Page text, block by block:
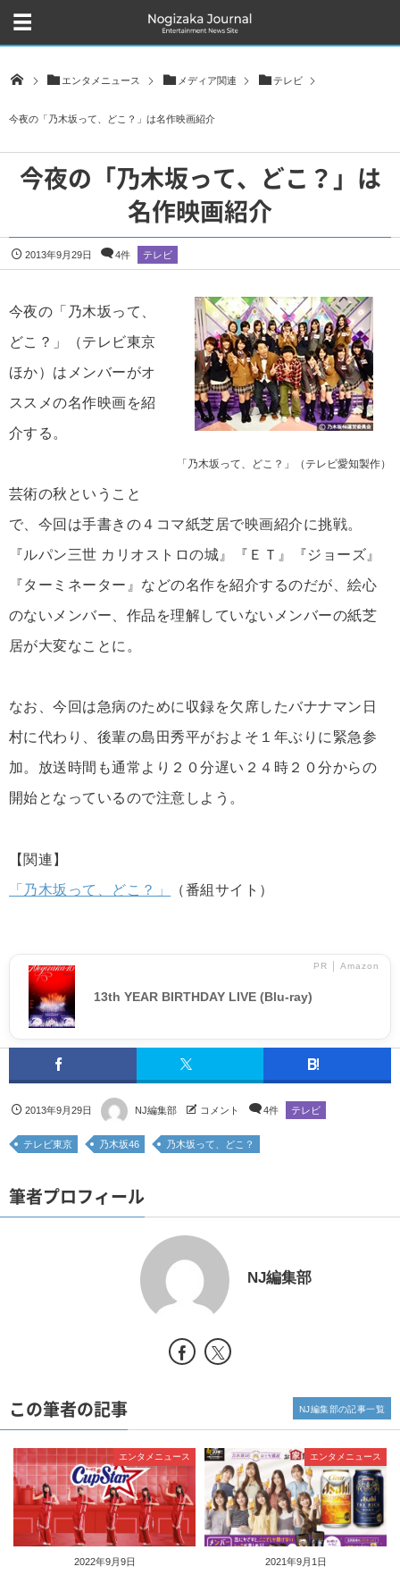
エンタメニュース メディア関連 テレビ
今夜の「乃木坂って、どこ？」は名作映画紹介
今夜の「乃木坂って、どこ？」は
名作映画紹介
2013年9月29日 4件 テレビ
「乃木坂って、どこ？」（テレビ愛知製作）
今夜の「乃木坂って、
どこ？」（テレビ東京
ほか）はメンバーがオ
ススメの名作映画を紹
介する。
芸術の秋ということ
で、今回は手書きの４コマ紙芝居で映画紹介に挑戦。
『ルパン三世 カリオストロの城』『ＥＴ』『ジョーズ』
『ターミネーター』などの名作を紹介するのだが、絵心
のないメンバー、作品を理解していないメンバーの紙芝
居が大変なことに。
なお、今回は急病のために収録を欠席したバナナマン日
村に代わり、後輩の島田秀平がおよそ１年ぶりに緊急参
加。放送時間も通常より２０分遅い２４時２０分からの
開始となっているので注意しよう。
【関連】
「乃木坂って、どこ？」
（番組サイト）
PR │ Amazon
13th YEAR BIRTHDAY LIVE (Blu-ray)
2013年9月29日 NJ編集部 コメント 4件 テレビ
テレビ東京 乃木坂46 乃木坂って、どこ？
筆者プロフィール
NJ編集部
この筆者の記事
2022年9月9日
エンタメニュース
2021年9月1日
エンタメニュース
NJ編集部の記事一覧